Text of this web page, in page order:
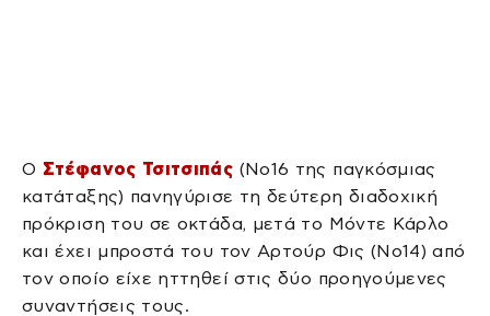
Ο Στέφανος Τσιτσιπάς (Νο16 της παγκόσμιας
κατάταξης) πανηγύρισε τη δεύτερη διαδοχική
πρόκριση του σε οκτάδα, μετά το Μόντε Κάρλο
και έχει μπροστά του τον Αρτούρ Φις (Νο14) από
τον οποίο είχε ηττηθεί στις δύο προηγούμενες
συναντήσεις τους.